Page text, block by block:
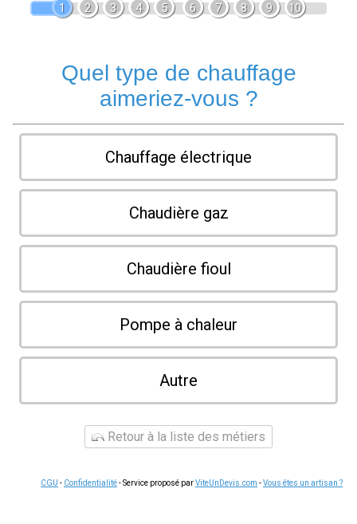
1 2 3 4 5 6 7 8 9 10
Quel type de chauffage
aimeriez-vous ?
Chauffage électrique
Chaudière gaz
Chaudière fioul
Pompe à chaleur
Autre
Retour à la liste des métiers
CGU - Confidentialité- Service proposé parViteUnDevis.com -Vous êtes un artisan ?